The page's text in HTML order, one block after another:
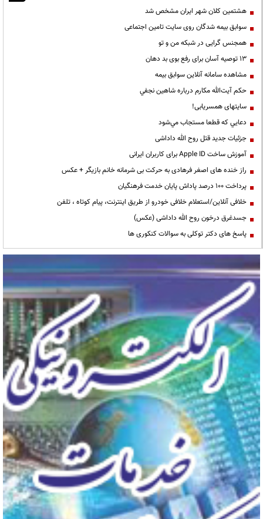
هشتمین کلان شهر ایران مشخص شد
سوابق بیمه شدگان روی سایت تامین اجتماعی
همجنس گرایی در شبکه من و تو
13 توصیه آسان برای رفع بوی بد دهان
مشاهده سامانه آنلاين سوابق بیمه
حكم آيت‌الله مكارم درباره شاهين نجفي
سایتهای همسریابی!
دعايي كه قطعا مستجاب مي‌شود
جزئیات جدید قتل روح الله داداشی
آموزش ساخت Apple ID برای کاربران ایرانی
راز خنده های اصغر فرهادی به حرکت بی شرمانه خانم بازیگر + عکس
پرداخت ۱۰۰ درصد پاداش پایان خدمت فرهنگیان
خلافی آنلاین/استعلام خلافی خودرو از طریق اینترنت، پیام کوتاه ، تلفن
جسدغرق درخون روح الله داداشی (عکس)
پاسخ های دکتر توکلی به سوالات کنکوری ها